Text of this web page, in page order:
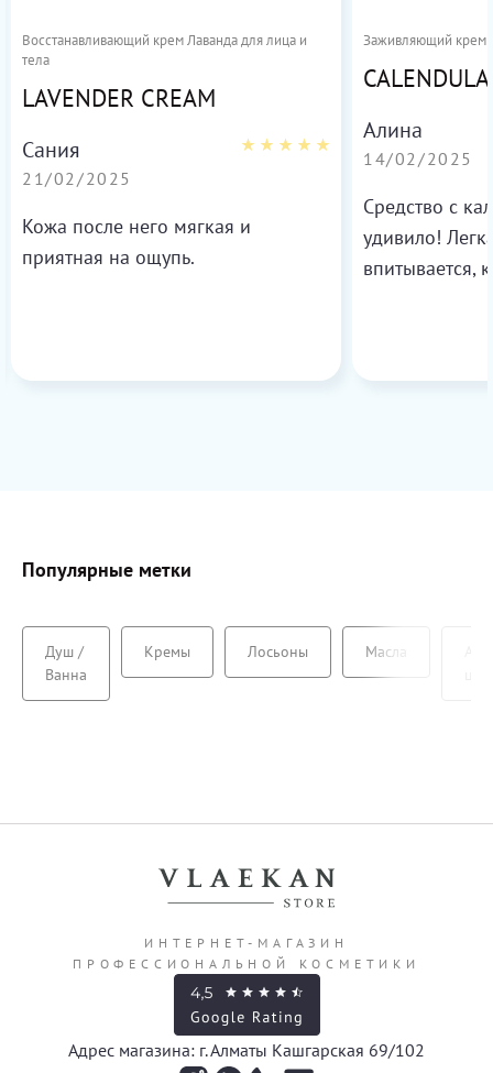
Восстанавливающий крем Лаванда для лица и
тела
LAVENDER CREAM
Сания
21/02/2025
Кожа после него мягкая и
приятная на ощупь.
Заживляющий крем
Алина
14/02/2025
Средство с
удивило!
впитывается,
Популярные метки
Душ /
Ванна
Кремы Лосьоны Масла
ИНТЕРНЕТ-МАГАЗИН
ПРОФЕССИОНАЛЬНОЙ КОСМЕТИКИ
Адрес магазина: г. Алматы Кашгарская 69/102